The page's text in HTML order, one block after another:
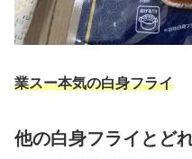
業スー本気の白身フライ
他の白身フライとど